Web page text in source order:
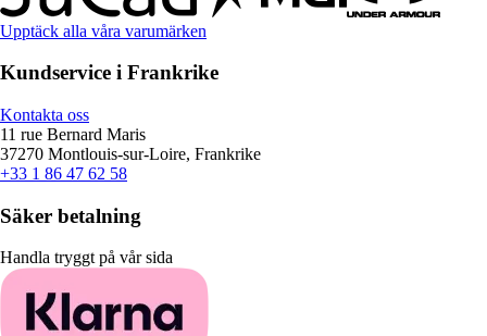
Upptäck alla våra varumärken
Kundservice i Frankrike
Kontakta oss
11 rue Bernard Maris
37270 Montlouis-sur-Loire, Frankrike
+33 1 86 47 62 58
Säker betalning
Handla tryggt på vår sida